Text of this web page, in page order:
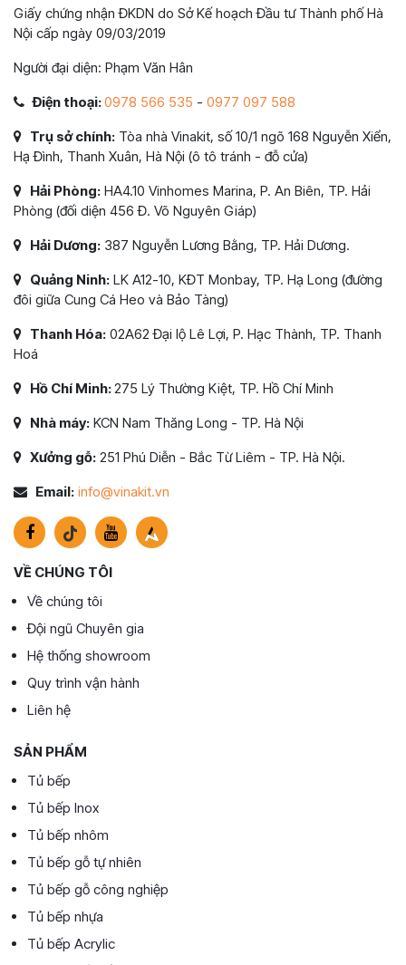
Giấy chứng nhận ĐKDN do Sở Kế hoạch Đầu tư Thành phố Hà
Nội cấp ngày 09/03/2019
Người đại diện: Phạm Văn Hân
Điện thoại:0978 566 535 - 0977 097 588
Trụ sở chính: Tòa nhà Vinakit, số 10/1 ngõ 168 Nguyễn Xiển,
Hạ Đình, Thanh Xuân, Hà Nội (ô tô tránh - đỗ cửa)
Hải Phòng: HA4.10 Vinhomes Marina, P. An Biên, TP. Hải
Phòng (đối diện 456 Đ. Võ Nguyên Giáp)
Hải Dương: 387 Nguyễn Lương Bằng, TP. Hải Dương.
Quảng Ninh: LK A12-10, KĐT Monbay, TP. Hạ Long (đường
đôi giữa Cung Cá Heo và Bảo Tàng)
Thanh Hóa: 02A62 Đại lộ Lê Lợi, P. Hạc Thành, TP. Thanh
Hoá
Hồ Chí Minh:275 Lý Thường Kiệt, TP. Hồ Chí Minh
Nhà máy: KCN Nam Thăng Long - TP. Hà Nội
Xưởng gỗ: 251 Phú Diễn - Bắc Từ Liêm - TP. Hà Nội.
Email: info@vinakit.vn
VỀ CHÚNG TÔI
Về chúng tôi
Đội ngũ Chuyên gia
Hệ thống showroom
Quy trình vận hành
Liên hệ
SẢN PHẨM
Tủ bếp
Tủ bếp Inox
Tủ bếp nhôm
Tủ bếp gỗ tự nhiên
Tủ bếp gỗ công nghiệp
Tủ bếp nhựa
Tủ bếp Acrylic